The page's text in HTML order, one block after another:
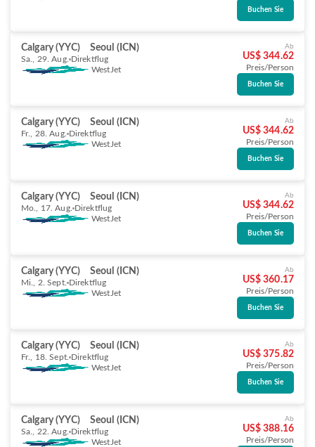
Buchen Sie
Calgary (YYC) Seoul (ICN)
Sa., 29. Aug. Direktflug
WestJet
Ab
US$ 344.62
Preis/Person
Buchen Sie
Calgary (YYC) Seoul (ICN)
Fr., 28. Aug. Direktflug
WestJet
Ab
US$ 344.62
Preis/Person
Buchen Sie
Calgary (YYC) Seoul (ICN)
Mo., 17. Aug. Direktflug
WestJet
Ab
US$ 344.62
Preis/Person
Buchen Sie
Calgary (YYC) Seoul (ICN)
Mi., 2. Sept. Direktflug
WestJet
Ab
US$ 360.17
Preis/Person
Buchen Sie
Calgary (YYC) Seoul (ICN)
Fr., 18. Sept. Direktflug
WestJet
Ab
US$ 375.82
Preis/Person
Buchen Sie
Calgary (YYC) Seoul (ICN)
Sa., 22. Aug. Direktflug
WestJet
Ab
US$ 388.16
Preis/Person